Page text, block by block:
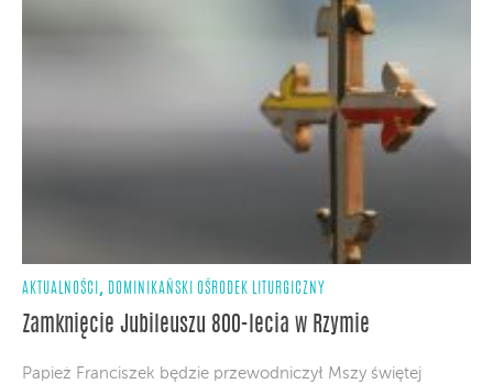
AKTUALNOŚCI , DOMINIKAŃSKI OŚRODEK LITURGICZNY
Zamknięcie Jubileuszu 800-lecia w Rzymie
Papież Franciszek będzie przewodniczył Mszy świętej